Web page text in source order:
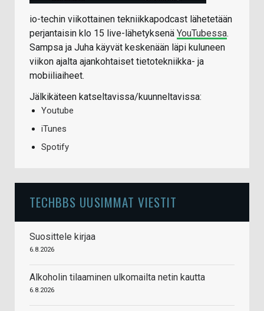
io-techin viikottainen tekniikkapodcast lähetetään
perjantaisin klo 15 live-lähetyksenä YouTubessa.
Sampsa ja Juha käyvät keskenään läpi kuluneen
viikon ajalta ajankohtaiset tietotekniikka- ja
mobiiliaiheet.
Jälkikäteen katseltavissa/kuunneltavissa:
Youtube
iTunes
Spotify
TECHBBS UUSIMMAT VIESTIT
Suosittele kirjaa
6.8.2026
Alkoholin tilaaminen ulkomailta netin kautta
6.8.2026